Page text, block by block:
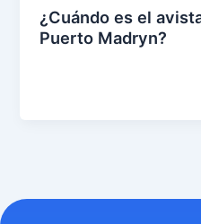
¿Cuándo es el
Puerto Madryn?